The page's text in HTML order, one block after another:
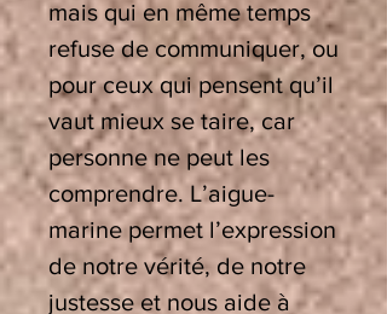
mais qui en même temps
refuse de communiquer, ou
pour ceux qui pensent qu’il
vaut mieux se taire, car
personne ne peut les
comprendre. L’aigue-
marine permet l’expression
de notre vérité, de notre
justesse et nous aide à